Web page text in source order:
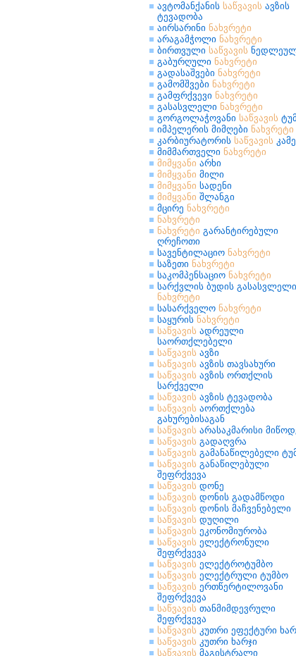
ავტომანქანის საწვავის ავზის
ტევადობა
აირსარინი ნახვრეტი
არაგამჭოლი ნახვრეტი
ბირთვული საწვავის
გაბურღული ნახვრეტი
გადასაშვები ნახვრეტი
გამომშვები ნახვრეტი
გამფრქვევი ნახვრეტი
გასასვლელი ნახვრეტი
გორგოლაჭოვანი საწვავის
იმპელერის მიმღები ნახვრეტი
კარბიურატორის საწვავის
მიმმართველი ნახვრეტი
მიმყვანი არხი
მიმყვანი მილი
მიმყვანი სადენი
მიმყვანი შლანგი
მცირე ნახვრეტი
ნახვრეტი
ნახვრეტი გარანტირებული
ღრეჩოთი
სავენტილაციო ნახვრეტი
საზეთი ნახვრეტი
საკომპენსაციო ნახვრეტი
სარქვლის ბუდის გასასვლელი
ნახვრეტი
სასარქველო ნახვრეტი
საყურის ნახვრეტი
საწვავის ადრეული
საორთქლებელი
საწვავის ავზი
საწვავის ავზის თავსახური
საწვავის ავზის ორთქლის
სარქველი
საწვავის ავზის ტევადობა
საწვავის აორთქლება
გახურებისაგან
საწვავის არასაკმარისი
საწვავის გადაღვრა
საწვავის გამანაწილებელი
საწვავის განაწილებული
შეფრქვევა
საწვავის დონე
საწვავის დონის გადამწოდი
საწვავის დონის მაჩვენებელი
საწვავის დუღილი
საწვავის ეკონომიურობა
საწვავის ელექტრონული
შეფრქვევა
საწვავის ელექტროტუმბო
საწვავის ელექტრული ტუმბო
საწვავის ერთწერტილოვანი
შეფრქვევა
საწვავის თანმიმდევრული
შეფრქვევა
საწვავის კუთრი ეფექტური
საწვავის კუთრი ხარჯი
საწვავის მაგისტრალი